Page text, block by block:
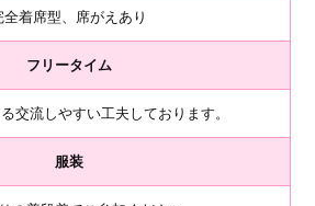
全着席型、席がえあり
フリータイム
交流しやすい工夫しております。
服装